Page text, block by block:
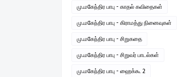
மு.மகேந்திர பாபு - காதல் கவிதைகள்
மு.மகேந்திர பாபு - கிராமத்து நினைவுகள்
மு.மகேந்திர பாபு - சிறுகதை
மு.மகேந்திர பாபு - சிறுவர் பாடல்கள்
மு.மகேந்திர பாபு - ஹைக்கூ 2